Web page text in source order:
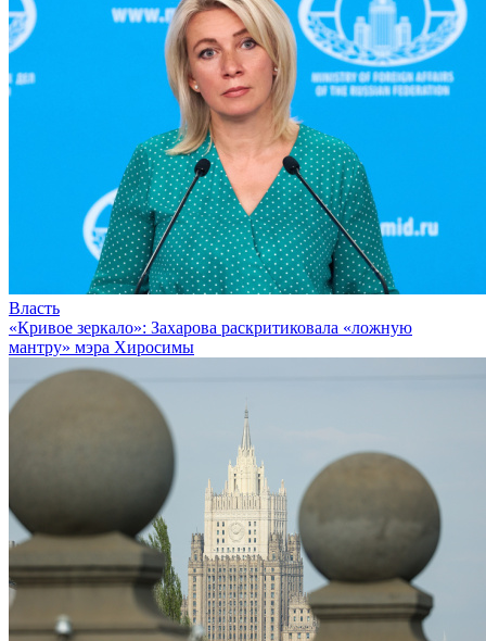
Власть
«Кривое зеркало»: Захарова раскритиковала «ложную
мантру» мэра Хиросимы